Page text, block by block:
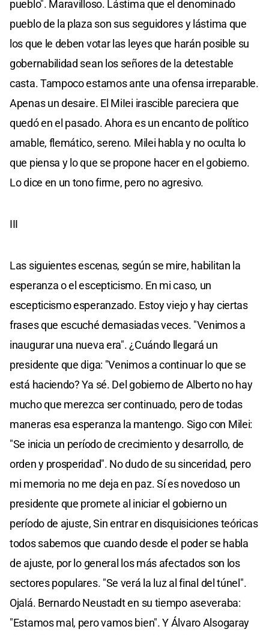
pueblo". Maravilloso. Lástima que el denominado
pueblo de la plaza son sus seguidores y lástima que
los que le deben votar las leyes que harán posible su
gobernabilidad sean los señores de la detestable
casta. Tampoco estamos ante una ofensa irreparable.
Apenas un desaire. El MiIei irascible pareciera que
quedó en el pasado. Ahora es un encanto de político
amable, flemático, sereno. Milei habla y no oculta lo
que piensa y lo que se propone hacer en el gobierno.
Lo dice en un tono firme, pero no agresivo.
III
Las siguientes escenas, según se mire, habilitan la
esperanza o el escepticismo. En mi caso, un
escepticismo esperanzado. Estoy viejo y hay ciertas
frases que escuché demasiadas veces. "Venimos a
inaugurar una nueva era". ¿Cuándo llegará un
presidente que diga: "Venimos a continuar lo que se
está haciendo? Ya sé. Del gobierno de Alberto no hay
mucho que merezca ser continuado, pero de todas
maneras esa esperanza la mantengo. Sigo con Milei:
"Se inicia un período de crecimiento y desarrollo, de
orden y prosperidad". No dudo de su sinceridad, pero
mi memoria no me deja en paz. Sí es novedoso un
presidente que promete al iniciar el gobierno un
período de ajuste, Sin entrar en disquisiciones teóricas
todos sabemos que cuando desde el poder se habla
de ajuste, por lo general los más afectados son los
sectores populares. "Se verá la luz al final del túnel".
Ojalá. Bernardo Neustadt en su tiempo aseveraba:
"Estamos mal, pero vamos bien". Y Álvaro Alsogaray